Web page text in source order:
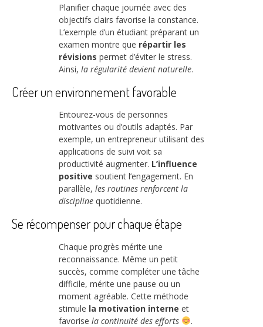
Planifier chaque journée avec des
objectifs clairs favorise la constance.
L’exemple d’un étudiant préparant un
examen montre que répartir les
révisions permet d’éviter le stress.
Ainsi, la régularité devient naturelle.
Créer un environnement favorable
Entourez-vous de personnes
motivantes ou d’outils adaptés. Par
exemple, un entrepreneur utilisant des
applications de suivi voit sa
productivité augmenter. L’influence
positive soutient l’engagement. En
parallèle, les routines renforcent la
discipline quotidienne.
Se récompenser pour chaque étape
Chaque progrès mérite une
reconnaissance. Même un petit
succès, comme compléter une tâche
difficile, mérite une pause ou un
moment agréable. Cette méthode
stimule la motivation interne et
favorise la continuité des efforts .